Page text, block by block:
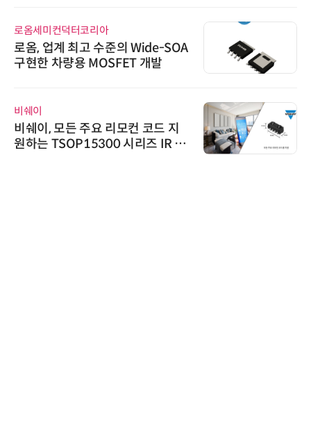
로옴세미컨덕터코리아
로옴, 업계 최고 수준의 Wide-SOA
구현한 차량용 MOSFET 개발
비쉐이
비쉐이, 모든 주요 리모컨 코드 지
원하는 TSOP15300 시리즈 IR 수